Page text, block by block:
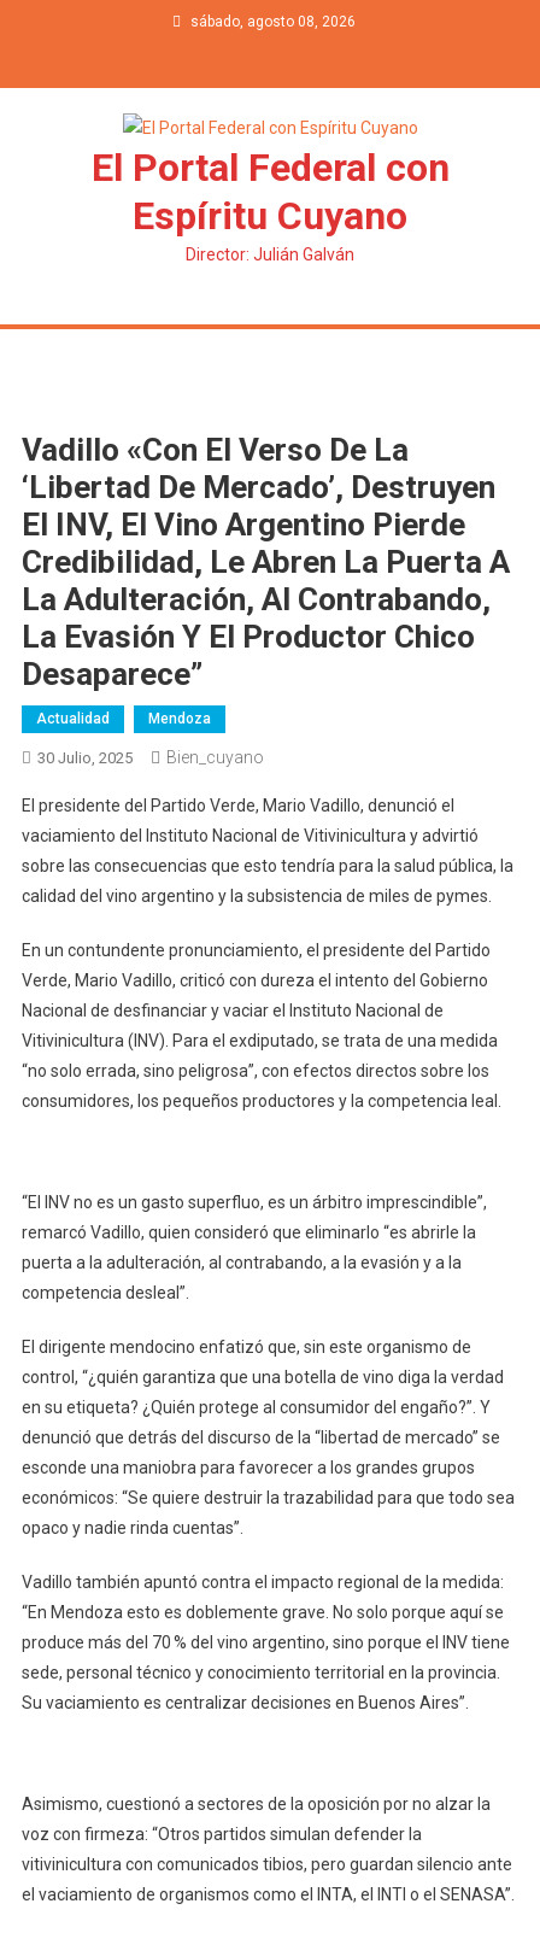
sábado, agosto 08, 2026
El Portal Federal con
Espíritu Cuyano
Director: Julián Galván
Vadillo «Con El Verso De La
‘Libertad De Mercado’, Destruyen
El INV, El Vino Argentino Pierde
Credibilidad, Le Abren La Puerta A
La Adulteración, Al Contrabando,
La Evasión Y El Productor Chico
Desaparece”
Actualidad Mendoza
30 Julio, 2025 Bien_cuyano
El presidente del Partido Verde, Mario Vadillo, denunció el
vaciamiento del Instituto Nacional de Vitivinicultura y advirtió
sobre las consecuencias que esto tendría para la salud pública, la
calidad del vino argentino y la subsistencia de miles de pymes.
En un contundente pronunciamiento, el presidente del Partido
Verde, Mario Vadillo, criticó con dureza el intento del Gobierno
Nacional de desfinanciar y vaciar el Instituto Nacional de
Vitivinicultura (INV). Para el exdiputado, se trata de una medida
“no solo errada, sino peligrosa”, con efectos directos sobre los
consumidores, los pequeños productores y la competencia leal.
“El INV no es un gasto superfluo, es un árbitro imprescindible”,
remarcó Vadillo, quien consideró que eliminarlo “es abrirle la
puerta a la adulteración, al contrabando, a la evasión y a la
competencia desleal”.
El dirigente mendocino enfatizó que, sin este organismo de
control, “¿quién garantiza que una botella de vino diga la verdad
en su etiqueta? ¿Quién protege al consumidor del engaño?”. Y
denunció que detrás del discurso de la “libertad de mercado” se
esconde una maniobra para favorecer a los grandes grupos
económicos: “Se quiere destruir la trazabilidad para que todo sea
opaco y nadie rinda cuentas”.
Vadillo también apuntó contra el impacto regional de la medida:
“En Mendoza esto es doblemente grave. No solo porque aquí se
produce más del 70 % del vino argentino, sino porque el INV tiene
sede, personal técnico y conocimiento territorial en la provincia.
Su vaciamiento es centralizar decisiones en Buenos Aires”.
Asimismo, cuestionó a sectores de la oposición por no alzar la
voz con firmeza: “Otros partidos simulan defender la
vitivinicultura con comunicados tibios, pero guardan silencio ante
el vaciamiento de organismos como el INTA, el INTI o el SENASA”.